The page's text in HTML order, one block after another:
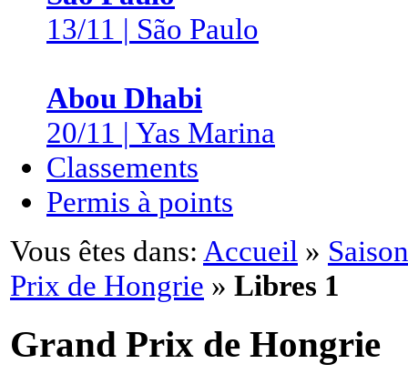
13/11 | São Paulo
Abou Dhabi
20/11 | Yas Marina
Classements
Permis à points
Vous êtes dans: Accueil »
Prix de Hongrie » Libres 1
Grand Prix de Hongrie